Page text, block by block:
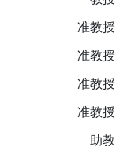
准教授
准教授
准教授
准教授
助教